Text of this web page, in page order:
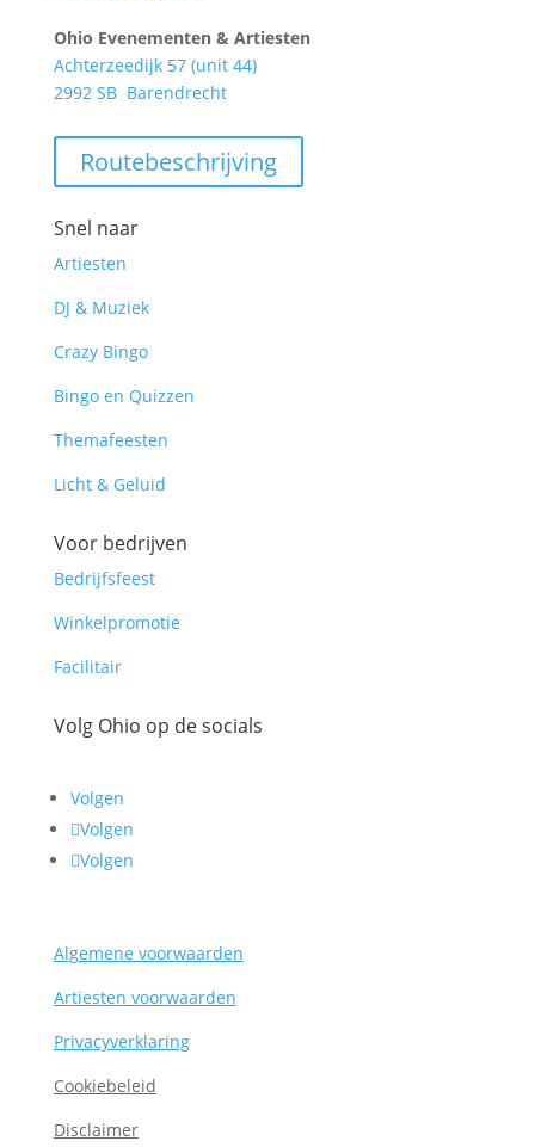
Ohio Evenementen & Artiesten
Achterzeedijk 57 (unit 44)
2992 SB Barendrecht
Routebeschrijving
Snel naar
Artiesten
DJ & Muziek
Crazy Bingo
Bingo en Quizzen
Themafeesten
Licht & Geluid
Voor bedrijven
Bedrijfsfeest
Winkelpromotie
Facilitair
Volg Ohio op de socials
Volgen
Volgen
Volgen
Algemene voorwaarden
Artiesten voorwaarden
Privacyverklaring
Cookiebeleid
Disclaimer